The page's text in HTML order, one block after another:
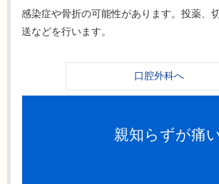
感染症や骨折の可能性があります。投薬、
送などを行います。
口腔外科へ
親知らずが痛